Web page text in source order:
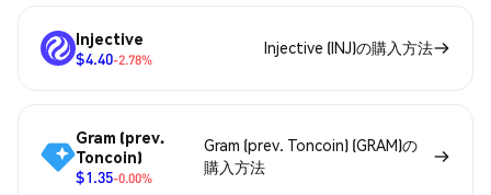
Injective
$4.40-2.78%
Injective (INJ)の購入方法
Gram (prev.
Toncoin)
$1.35-0.00%
Gram (prev. Toncoin) (GRAM)の
購入方法